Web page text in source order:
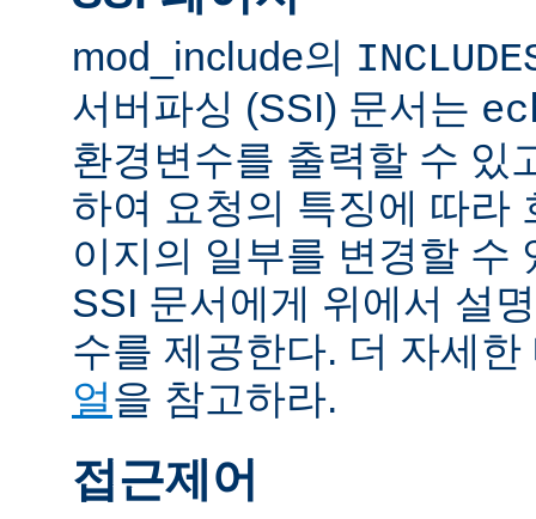
mod_include의
서버파싱 (SSI) 문서는
환경변수를 출력할 수 있
하여 요청의 특징에 따라
이지의 일부를 변경할 수
SSI 문서에게 위에서 설
수를 제공한다. 더 자세
얼을 참고하라.
접근제어